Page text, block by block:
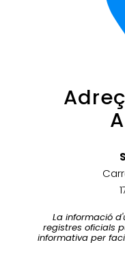
La informació
registres oficials
informativa per